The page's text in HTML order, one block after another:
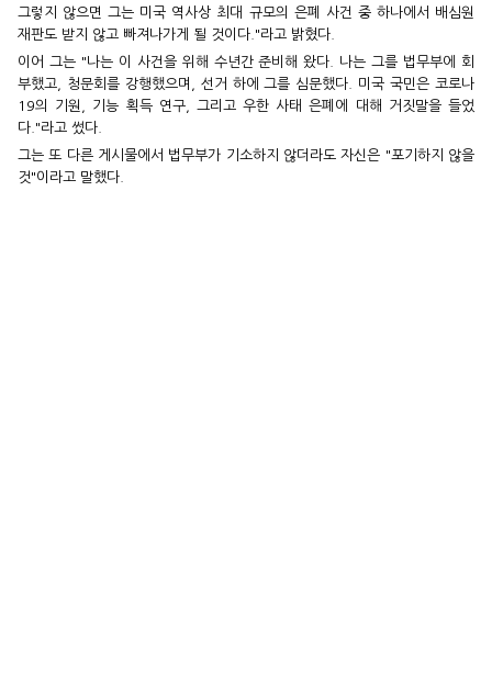
그렇지 않으면 그는 미국 역사상 최대 규모의 은폐 사건 중 하나에서 배심원
재판도 받지 않고 빠져나가게 될 것이다."라고 밝혔다.
이어 그는 "나는 이 사건을 위해 수년간 준비해 왔다. 나는 그를 법무부에 회
부했고, 청문회를 강행했으며, 선거 하에 그를 심문했다. 미국 국민은 코로나
19의 기원, 기능 획득 연구, 그리고 우한 사태 은폐에 대해 거짓말을 들었
다."라고 썼다.
그는 또 다른 게시물에서 법무부가 기소하지 않더라도 자신은 "포기하지 않을
것"이라고 말했다.